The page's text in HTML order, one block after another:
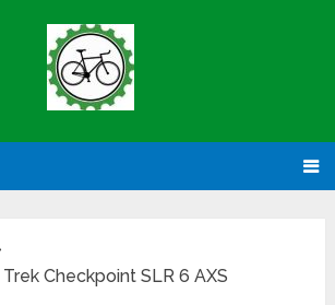
Checkpoint SLR 6 AXS